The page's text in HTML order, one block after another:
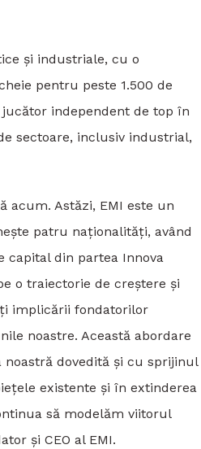
și industriale, cu o
pentru peste 1.500 de
independent de top în
sectoare, inclusiv industrial,
acum. Astăzi, EMI este un
patru naționalități, având
din partea Innova
o traiectorie de creștere și
implicării fondatorilor
noastre. Această abordare
dovedită și cu sprijinul
existente și în extinderea
să modelăm viitorul
și CEO al EMI.